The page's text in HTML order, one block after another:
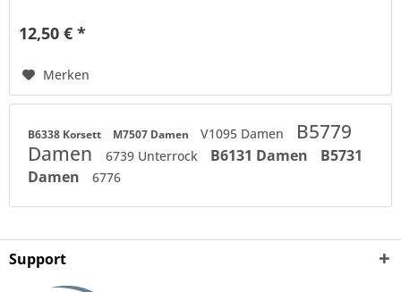
12,50 € *
Merken
B6338 Korsett M7507 Damen V1095 Damen
B5779
Damen
6739 Unterrock B6131 Damen
B5731
Damen
6776
Support